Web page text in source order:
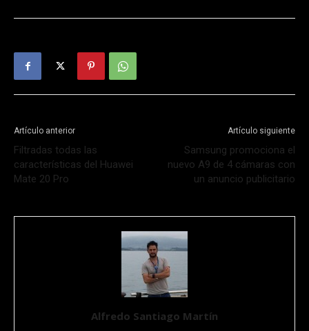
Artículo anterior
Filtradas todas las
características del Huawei
Mate 20 Pro
Artículo siguiente
Samsung promociona el
nuevo A9 de 4 cámaras con
un anuncio publicitario
Alfredo Santiago Martín